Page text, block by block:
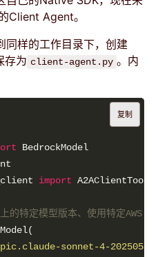
Client Agent。
同样的工作目录下，创建
存为 client-agent.py 。内
import
的特定模型版本、使用特定AWS
sonnet-4-
复制